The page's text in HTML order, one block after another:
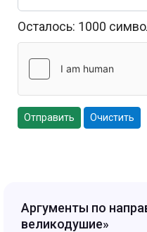
Осталось: 1000
Отправить Очистить
Аргументы по
великодушие»